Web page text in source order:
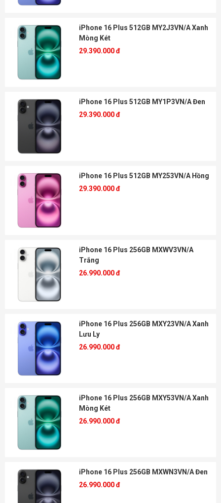
iPhone 16 Plus 512GB MY2J3VN/A Xanh
Mòng Két
29.390.000 đ
iPhone 16 Plus 512GB MY1P3VN/A Đen
29.390.000 đ
iPhone 16 Plus 512GB MY253VN/A Hồng
29.390.000 đ
iPhone 16 Plus 256GB MXWV3VN/A
Trắng
26.990.000 đ
iPhone 16 Plus 256GB MXY23VN/A Xanh
Lưu Ly
26.990.000 đ
iPhone 16 Plus 256GB MXY53VN/A Xanh
Mòng Két
26.990.000 đ
iPhone 16 Plus 256GB MXWN3VN/A Đen
26.990.000 đ